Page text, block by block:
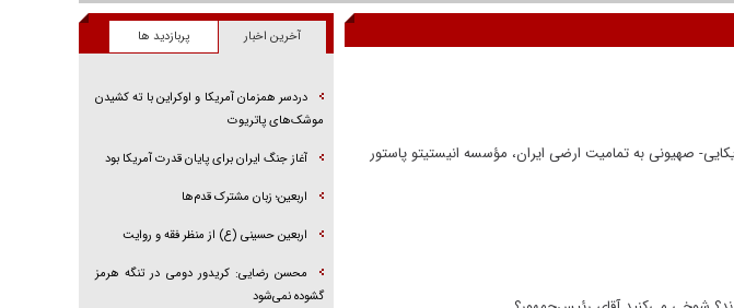
متجاوزانه ائتلاف امریکایی- صهیونی به تمامیت ارضی ایران، مؤسسه انیستیتو پاستور
آخرین اخبار پربازدید ها
دردسر همزمان آمریکا و اوکراین با ته کشیدن
موشک‌های پاتریوت
آغاز جنگ ایران برای پایان قدرت آمریکا بود
اربعین؛ زبان مشترک قدم‌ها
اربعین حسینی (ع) از منظر فقه و روایت
محسن رضایی: کریدور دومی در تنگه هرمز
گشوده نمی‌شود